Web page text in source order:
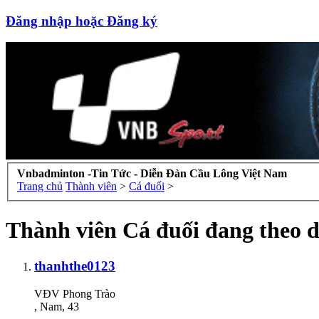
Đăng nhập hoặc Đăng ký
Vnbadminton -Tin Tức - Diễn Đàn Cầu Lông Việt Nam
Trang chủ Thành viên > Cá đuối >
Thành viên Cá đuối đang theo
thanhthe0123
VĐV Phong Trào
, Nam, 43